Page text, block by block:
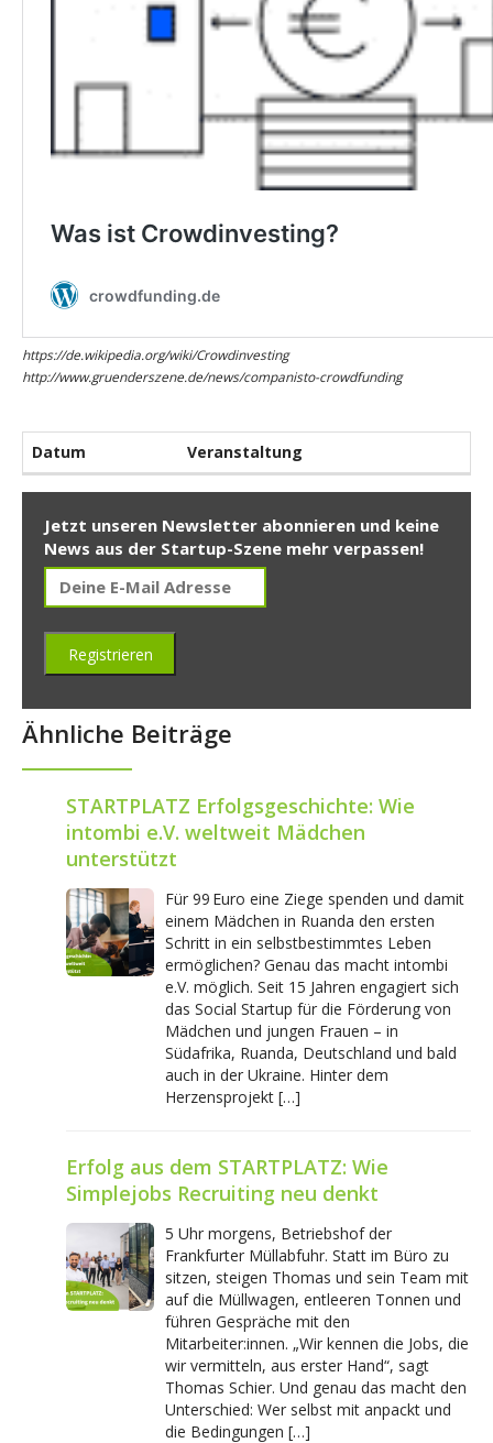
https://de.wikipedia.org/wiki/Crowdinvesting
http://www.gruenderszene.de/news/companisto-crowdfunding
Datum Veranstaltung
Jetzt unseren Newsletter abonnieren und keine
News aus der Startup-Szene mehr verpassen!
Ähnliche Beiträge
STARTPLATZ Erfolgsgeschichte: Wie
intombi e.V. weltweit Mädchen
unterstützt
Für 99 Euro eine Ziege spenden und damit
einem Mädchen in Ruanda den ersten
Schritt in ein selbstbestimmtes Leben
ermöglichen? Genau das macht intombi
e.V. möglich. Seit 15 Jahren engagiert sich
das Social Startup für die Förderung von
Mädchen und jungen Frauen – in
Südafrika, Ruanda, Deutschland und bald
auch in der Ukraine. Hinter dem
Herzensprojekt […]
Erfolg aus dem STARTPLATZ: Wie
Simplejobs Recruiting neu denkt
5 Uhr morgens, Betriebshof der
Frankfurter Müllabfuhr. Statt im Büro zu
sitzen, steigen Thomas und sein Team mit
auf die Müllwagen, entleeren Tonnen und
führen Gespräche mit den
Mitarbeiter:innen. „Wir kennen die Jobs, die
wir vermitteln, aus erster Hand“, sagt
Thomas Schier. Und genau das macht den
Unterschied: Wer selbst mit anpackt und
die Bedingungen […]